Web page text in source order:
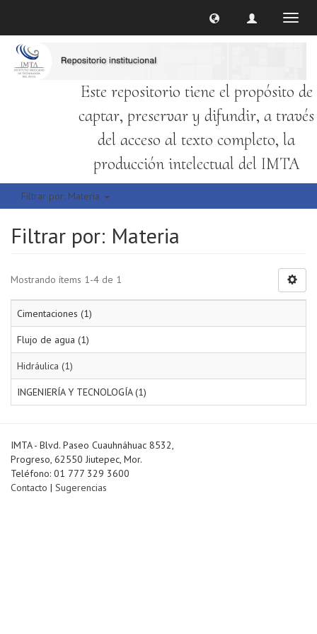
Este repositorio tiene el propósito de
captar, preservar y difundir, a través
del acceso al texto completo, la
producción intelectual del IMTA
Filtrar por: Materia
Filtrar por: Materia
Mostrando ítems 1-4 de 1
Cimentaciones (1)
Flujo de agua (1)
Hidráulica (1)
INGENIERÍA Y TECNOLOGÍA (1)
IMTA - Blvd. Paseo Cuauhnáhuac 8532,
Progreso, 62550 Jiutepec, Mor.
Teléfono: 01 777 329 3600
Contacto | Sugerencias